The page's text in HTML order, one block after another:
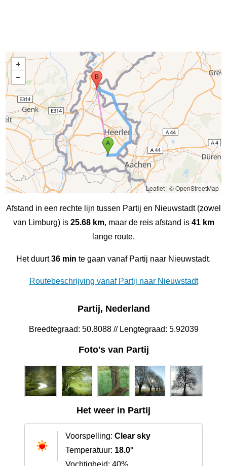
Leaflet| © OpenStreetMap
Afstand in een rechte lijn tussen Partij en Nieuwstadt (zowel
van Limburg) is 25.68 km, maar de reis afstand is 41 km
lange route.
Het duurt36 min te gaan vanaf Partij naar Nieuwstadt.
Routebeschrijving vanaf Partij naar Nieuwstadt
Partij, Nederland
Breedtegraad: 50.8088 // Lengtegraad: 5.92039
Foto's van Partij
Het weer in Partij
Voorspelling: Clear sky
Temperatuur: 18.0°